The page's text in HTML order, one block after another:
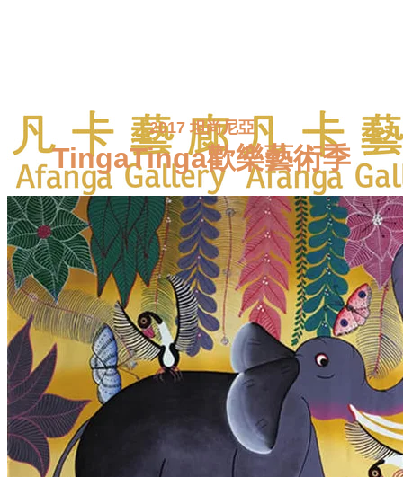
首頁
線上展覽
全館畫作
認識TingaTinga
藏家評價
部落格
關於凡卡
2017 坦尚尼亞
TingaTinga歡樂藝術季